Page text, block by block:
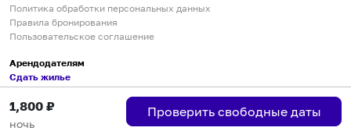
1,800 ₽
ночь
Проверить свободные даты
Политика обработки персональных данных
Правила бронирования
Пользовательское соглашение
Арендодателям
Сдать жилье
Пользовательское соглашение
Правила публикации объявлений